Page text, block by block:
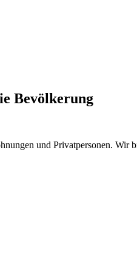
Bevölkerung
und Privatpersonen. Wir